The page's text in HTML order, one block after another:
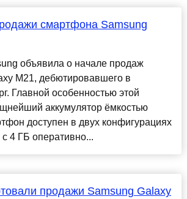
смартфона Samsung
объявила о начале продаж
M21, дебютировавшего в
Главной особенностью этой
аккумулятор ёмкостью
доступен в двух конфигурациях
4 ГБ оперативно...
продажи Samsung Galaxy